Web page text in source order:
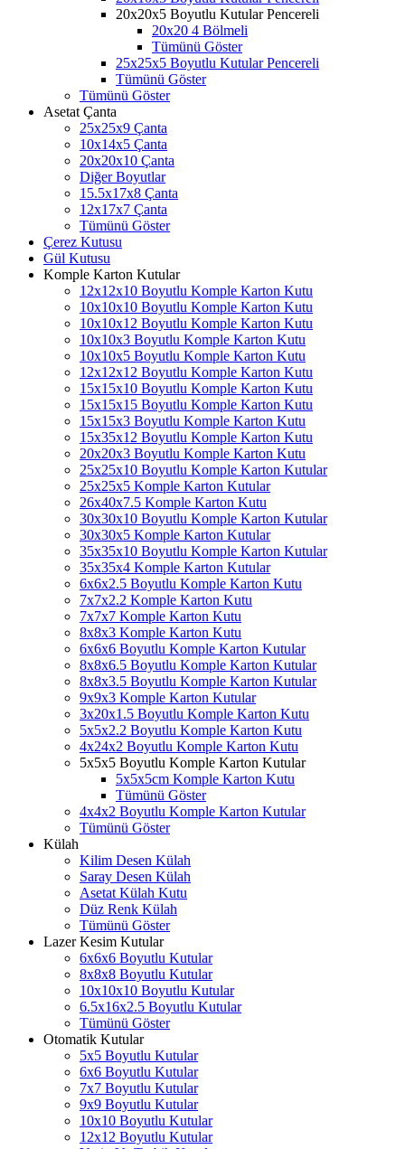
20x20x5 Boyutlu Kutular Pencereli
20x20 4 Bölmeli
Tümünü Göster
25x25x5 Boyutlu Kutular Pencereli
Tümünü Göster
Tümünü Göster
Asetat Çanta
25x25x9 Çanta
10x14x5 Çanta
20x20x10 Çanta
Diğer Boyutlar
15.5x17x8 Çanta
12x17x7 Çanta
Tümünü Göster
Çerez Kutusu
Gül Kutusu
Komple Karton Kutular
12x12x10 Boyutlu Komple Karton Kutu
10x10x10 Boyutlu Komple Karton Kutu
10x10x12 Boyutlu Komple Karton Kutu
10x10x3 Boyutlu Komple Karton Kutu
10x10x5 Boyutlu Komple Karton Kutu
12x12x12 Boyutlu Komple Karton Kutu
15x15x10 Boyutlu Komple Karton Kutu
15x15x15 Boyutlu Komple Karton Kutu
15x15x3 Boyutlu Komple Karton Kutu
15x35x12 Boyutlu Komple Karton Kutu
20x20x3 Boyutlu Komple Karton Kutu
25x25x10 Boyutlu Komple Karton Kutular
25x25x5 Komple Karton Kutular
26x40x7.5 Komple Karton Kutu
30x30x10 Boyutlu Komple Karton Kutular
30x30x5 Komple Karton Kutular
35x35x10 Boyutlu Komple Karton Kutular
35x35x4 Komple Karton Kutular
6x6x2.5 Boyutlu Komple Karton Kutu
7x7x2.2 Komple Karton Kutu
7x7x7 Komple Karton Kutu
8x8x3 Komple Karton Kutu
6x6x6 Boyutlu Komple Karton Kutular
8x8x6.5 Boyutlu Komple Karton Kutular
8x8x3.5 Boyutlu Komple Karton Kutular
9x9x3 Komple Karton Kutular
3x20x1.5 Boyutlu Komple Karton Kutu
5x5x2.2 Boyutlu Komple Karton Kutu
4x24x2 Boyutlu Komple Karton Kutu
5x5x5 Boyutlu Komple Karton Kutular
5x5x5cm Komple Karton Kutu
Tümünü Göster
4x4x2 Boyutlu Komple Karton Kutular
Tümünü Göster
Külah
Kilim Desen Külah
Saray Desen Külah
Asetat Külah Kutu
Düz Renk Külah
Tümünü Göster
Lazer Kesim Kutular
6x6x6 Boyutlu Kutular
8x8x8 Boyutlu Kutular
10x10x10 Boyutlu Kutular
6.5x16x2.5 Boyutlu Kutular
Tümünü Göster
Otomatik Kutular
5x5 Boyutlu Kutular
6x6 Boyutlu Kutular
7x7 Boyutlu Kutular
9x9 Boyutlu Kutular
10x10 Boyutlu Kutular
12x12 Boyutlu Kutular